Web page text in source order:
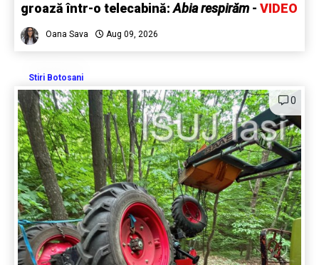
groază într-o telecabină:Abia respirăm - VIDEO
Oana Sava Aug 09, 2026
Stiri Botosani
0